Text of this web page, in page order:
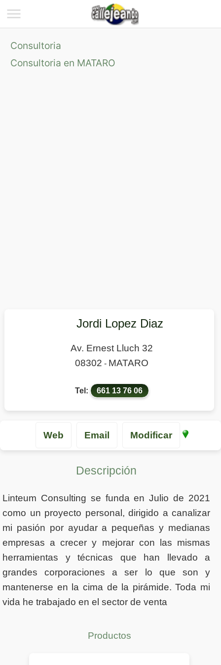
Consultoria
Consultoria en MATARO
Jordi Lopez Diaz
Av. Ernest Lluch 32
08302 - MATARO
Tel: 661 13 76 06
Web Email Modificar
Descripción
Linteum Consulting se funda en Julio de 2021
como un proyecto personal, dirigido a canalizar
mi pasión por ayudar a pequeñas y medianas
empresas a crecer y mejorar con las mismas
herramientas y técnicas que han llevado a
grandes corporaciones a ser lo que son y
mantenerse en la cima de la pirámide. Toda mi
vida he trabajado en el sector de venta
Productos